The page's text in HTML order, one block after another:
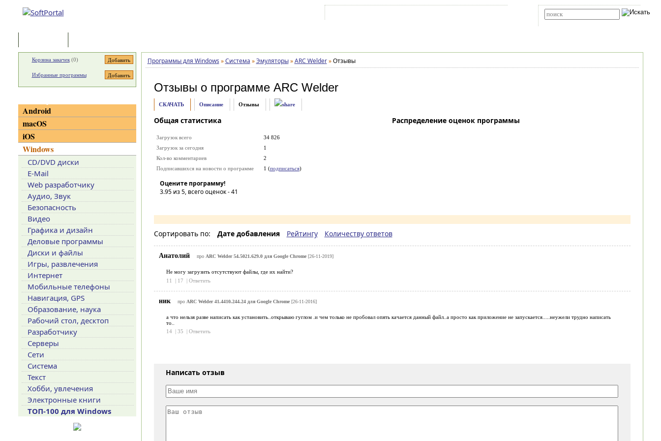
Программы для Windows » Система » Эмуляторы » ARC Welder » Отзывы
Отзывы о программе ARC Welder
СКАЧАТЬ Описание Отзывы
Общая статистика
Загрузок всего
34 826
Загрузок за сегодня
1
Кол-во комментариев
2
Подписавшихся на новости о программе
1 (подписаться)
Оцените программу!
3.95из 5, всего оценок -41
Распределение оценок программы
Сортировать по: Дате добавления Рейтингу Количеству ответов
Анатолий про ARC Welder 54.5021.629.0 для Google Chrome[26-11-2019]
Не могу загрузить отсутствуют файлы, где их найти?
11
| 17 | Ответить
ник про ARC Welder 41.4410.244.24 для Google Chrome[26-11-2016]
а что нельзя разве написать как установить..открываю гуглом .и чем только не пробовал опять качается данный файл..а просто как приложение не запускается.....неужели трудно написать
то..
14 | 35 | Ответить
Написать отзыв
Корзина закачек(0)
Избранные программы
Android
macOS
iOS
Windows
CD/DVD диски
E-Mail
Web разработчику
Аудио, Звук
Безопасность
Видео
Графика и дизайн
Деловые программы
Диски и файлы
Игры, развлечения
Интернет
Мобильные телефоны
Навигация, GPS
Образование, наука
Рабочий стол, десктоп
Разработчику
Серверы
Сети
Система
Текст
Хобби, увлечения
Электронные книги
ТОП-100 для Windows